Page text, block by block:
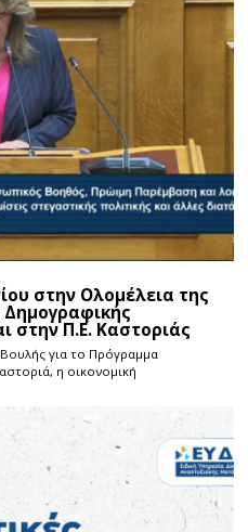
στην Ολομέλεια της
στην Π.Ε. Καστοριάς
για το Πρόγραμμα
η οικονομική